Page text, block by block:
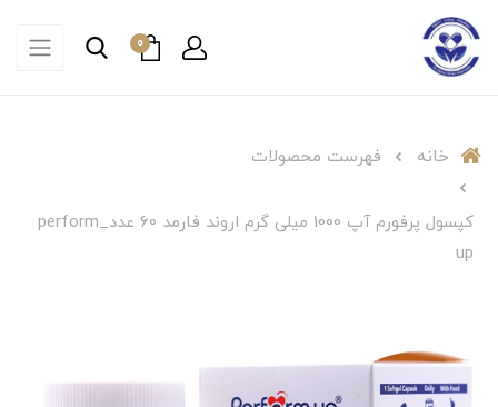
0
خانه فهرست محصولات
کپسول پرفورم آپ 1000 میلی گرم اروند فارمد ۶۰ عدد_perform
up